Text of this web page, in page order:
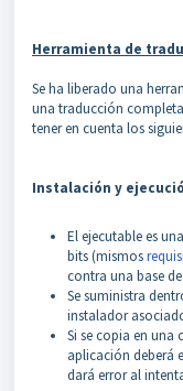
Herramienta de
Se ha liberado una
una traducción
tener en cuenta los
Instalación y
El ejecutable es
bits (mismos
contra una base de
Se suministra
instalador
Si se copia en una
aplicación deberá
dará error al